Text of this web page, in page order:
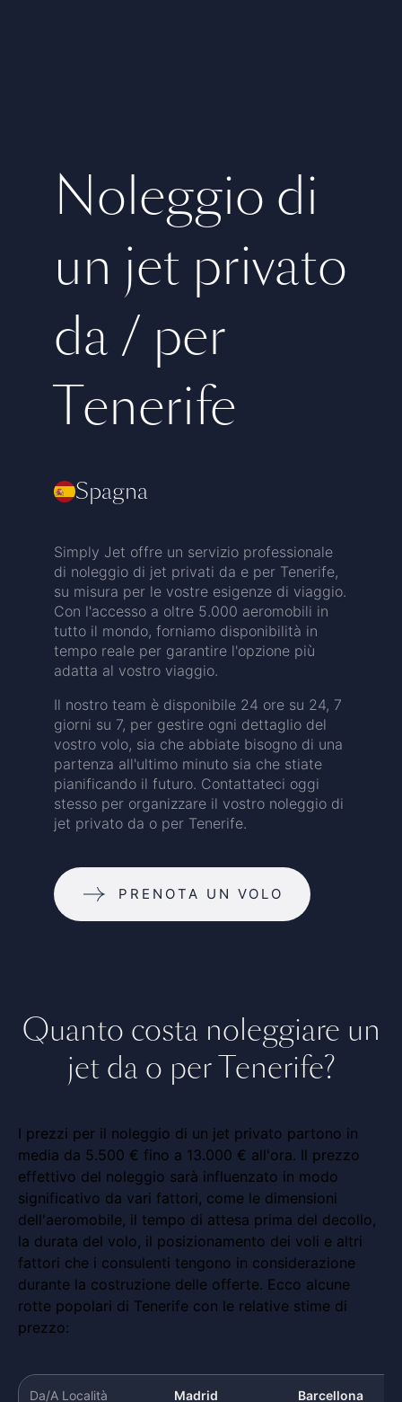
Noleggio di
un jet privato
da / per
Tenerife
Spagna
Simply Jet offre un servizio professionale
di noleggio di jet privati da e per Tenerife,
su misura per le vostre esigenze di viaggio.
Con l'accesso a oltre 5.000 aeromobili in
tutto il mondo, forniamo disponibilità in
tempo reale per garantire l'opzione più
adatta al vostro viaggio.
Il nostro team è disponibile 24 ore su 24, 7
giorni su 7, per gestire ogni dettaglio del
vostro volo, sia che abbiate bisogno di una
partenza all'ultimo minuto sia che stiate
pianificando il futuro. Contattateci oggi
stesso per organizzare il vostro noleggio di
jet privato da o per Tenerife.
PRENOTA UN VOLO
Quanto costa noleggiare un
jet da o per Tenerife?
I prezzi per il noleggio di un jet privato partono in
media da 5.500 € fino a 13.000 € all'ora. Il prezzo
effettivo del noleggio sarà influenzato in modo
significativo da vari fattori, come le dimensioni
dell'aeromobile, il tempo di attesa prima del decollo,
la durata del volo, il posizionamento dei voli e altri
fattori che i consulenti tengono in considerazione
durante la costruzione delle offerte. Ecco alcune
rotte popolari di Tenerife con le relative stime di
prezzo:
Da/A Località Madrid Barcellona